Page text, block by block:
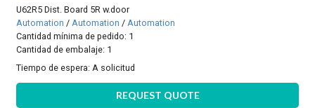
U62R5 Dist. Board 5R w.door
Automation /Automation /Automation
Cantidad mínima de pedido: 1
Cantidad de embalaje: 1
Tiempo de espera: A solicitud
REQUEST QUOTE